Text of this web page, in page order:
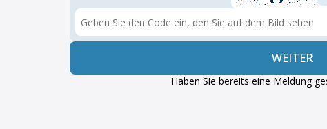
WEITER
Haben Sie bereits eine Meldung